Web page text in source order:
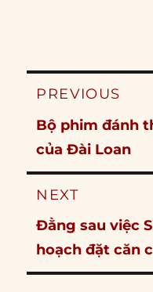
Post
PREVIOUS
Previous
post:
Bộ phim đánh
của Đài Loan
NEXT
Next
post:
Đằng sau việc
hoạch đặt căn